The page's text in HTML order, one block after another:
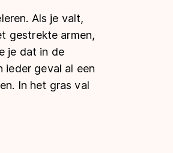
Als je valt,
gestrekte armen,
je dat in de
ieder geval al een
In het gras val